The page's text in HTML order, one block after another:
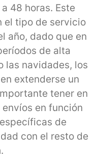
48 horas. Este
el tipo de servicio
año, dado que en
de alta
las navidades, los
extenderse un
tener en
en función
de
con el resto de